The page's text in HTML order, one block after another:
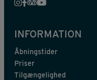
INFORMATION
Åbningstider
Priser
Tilgængelighed